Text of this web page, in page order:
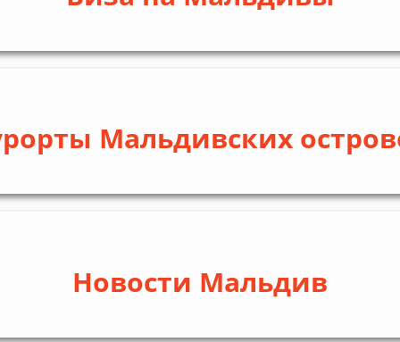
Мальдивских
Новости Мальдив